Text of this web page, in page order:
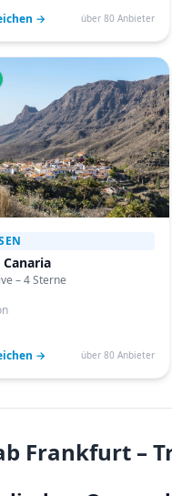
→ über 80 Anbieter
Canaria
– 4 Sterne
→ über 80 Anbieter
Frankfurt –